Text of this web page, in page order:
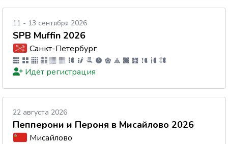
11 - 13 сентября 2026
SPB Muffin 2026
Санкт-Петербург
Идёт регистрация
22 августа 2026
Пепперони и Пероня в Мисайлово 2026
Мисайлово